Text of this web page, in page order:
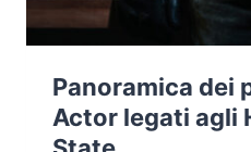
Panoramica dei
Actor legati agli